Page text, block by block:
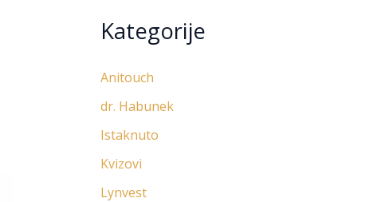
Kategorije
Anitouch
dr. Habunek
Istaknuto
Kvizovi
Lynvest